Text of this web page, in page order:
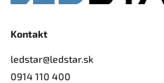
Kontakt
ledstar@ledstar.sk
0914 110 400